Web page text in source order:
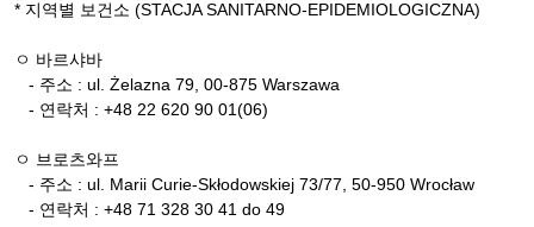
* 지역별 보건소 (STACJA SANITARNO-EPIDEMIOLOGICZNA)
ㅇ 바르샤바
- 주소 : ul. Żelazna 79, 00-875 Warszawa
- 연락처 : +48 22 620 90 01(06)
ㅇ 브로츠와프
- 주소 : ul. Marii Curie-Skłodowskiej 73/77, 50-950 Wrocław
- 연락처 : +48 71 328 30 41 do 49